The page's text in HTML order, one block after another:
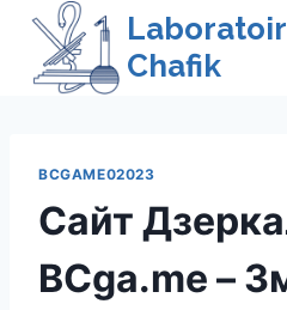
Skip
content
Chafik
BCGAME02023
Сайт
BCga.me –